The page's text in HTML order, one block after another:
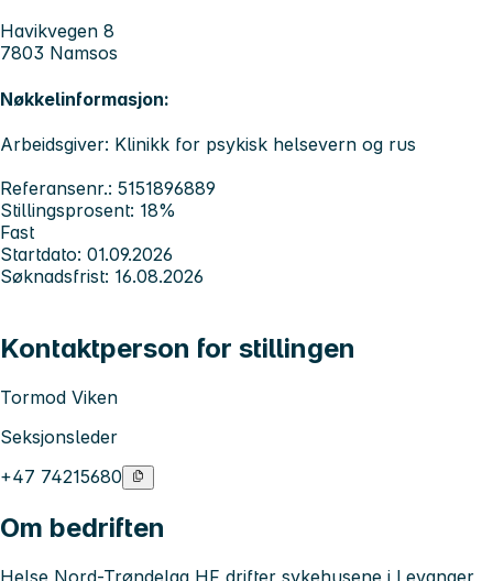
Havikvegen 8
7803 Namsos
Nøkkelinformasjon:
Arbeidsgiver: Klinikk for psykisk helsevern og rus
Referansenr.: 5151896889
Stillingsprosent: 18%
Fast
Startdato: 01.09.2026
Søknadsfrist: 16.08.2026
Kontaktperson for stillingen
Tormod Viken
Seksjonsleder
+47 74215680
Om bedriften
Helse Nord-Trøndelag HF drifter sykehusene i Levanger